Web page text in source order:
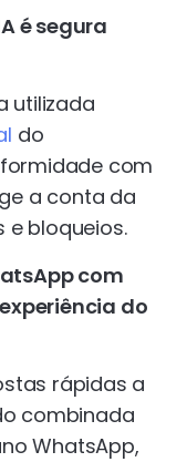
é segura
utilizada
do
com
a conta da
e bloqueios.
com
do
rápidas a
combinada
WhatsApp,